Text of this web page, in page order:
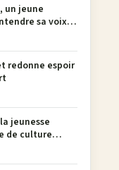
un jeune
sa voix à
redonne espoir
jeunesse
de culture